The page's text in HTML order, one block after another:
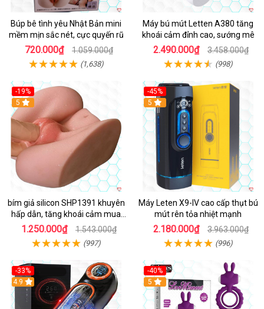
Búp bê tình yêu Nhật Bản mini
mềm mịn sắc nét, cực quyến rũ
720.000₫ 1.059.000₫
(1,638)
Máy bú mút Letten A380 tăng
khoái cảm đỉnh cao, sướng mê
2.490.000₫ 3.458.000₫
(998)
-19%
Hot
5
bím giả silicon SHP1391 khuyên
hấp dẫn, tăng khoái cảm mua
ngay
1.250.000₫ 1.543.000₫
(997)
-45%
Hot
5
Máy Leten X9-IV cao cấp thụt bú
mút rên tỏa nhiệt mạnh
2.180.000₫ 3.963.000₫
(996)
-33%
Hot
4.9
-40%
5